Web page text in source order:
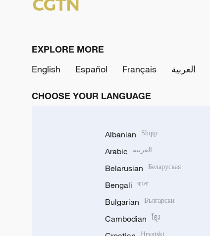
EXPLORE MORE
English
Español Français العربية
CHOOSE YOUR LANGUAGE
Albanian Shqip
Arabic العربية
Belarusian Беларуская
Bengali বাংলা
Bulgarian Български
Cambodian ខ្មែរ
Hrvatski